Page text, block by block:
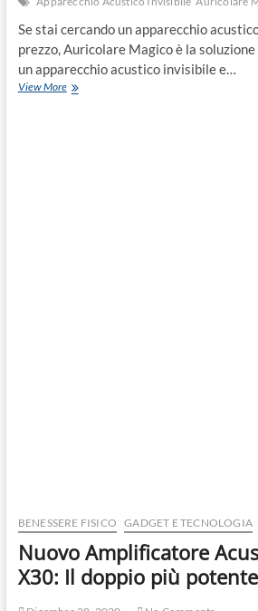
Se stai cercando un apparecchio
prezzo, Auricolare Magico è la soluzione
un apparecchio acustico invisibile e…
View More
BENESSERE FISICO GADGET E TECNOLOGIA
Nuovo Amplificatore
X30: Il doppio più